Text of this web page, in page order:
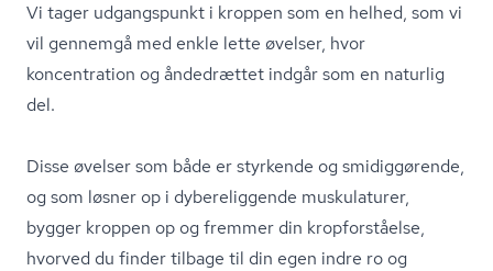
Vi tager udgangspunkt i kroppen som en helhed, som vi
vil gennemgå med enkle lette øvelser, hvor
koncentration og åndedrættet indgår som en naturlig
del.
Disse øvelser som både er styrkende og smidiggørende,
og som løsner op i dybereliggende muskulaturer,
bygger kroppen op og fremmer din kropforståelse,
hvorved du finder tilbage til din egen indre ro og